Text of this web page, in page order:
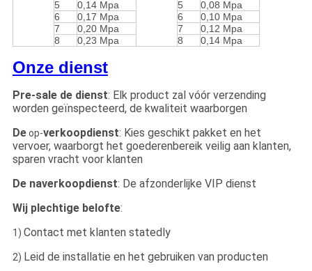
5 0,14 Mpa 5
0,08 Mpa
6
0,17 Mpa 6
0,10 Mpa
7
0,20 Mpa 7
0,12 Mpa
8
0,23 Mpa 8 0,14 Mpa
Onze dienst
Pre-sale de dienst: Elk product zal vóór verzending
worden geïnspecteerd, de kwaliteit waarborgen
Deop-verkoopdienst: Kies geschikt pakket en het
vervoer, waarborgt het goederenbereik veilig aan klanten,
sparen vracht voor klanten
De naverkoopdienst: De afzonderlijke VIP dienst
Wij plechtige belofte:
1) Contact met klanten statedly
2) Leid de installatie en het gebruiken van producten